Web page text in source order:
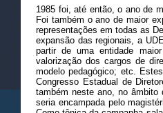
1985 foi, até então, o ano de
Foi também o ano de maior
representações em todas as
expansão das regionais, a
partir de uma entidade
valorização dos cargos de
modelo pedagógico; etc.
Congresso Estadual de
também neste ano, no âmbito
seria encampada pelo